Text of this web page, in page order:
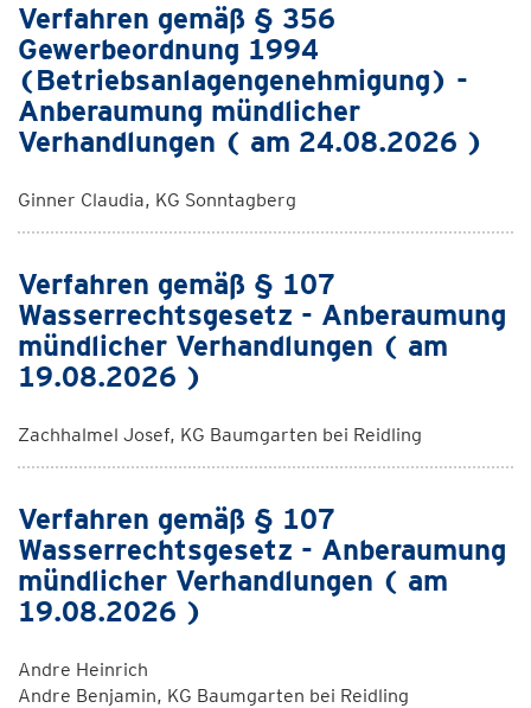
Verfahren gemäß § 356
Gewerbeordnung 1994
(Betriebsanlagengenehmigung) -
Anberaumung mündlicher
Verhandlungen ( am 24.08.2026 )
Ginner Claudia, KG Sonntagberg
Verfahren gemäß § 107
Wasserrechtsgesetz - Anberaumung
mündlicher Verhandlungen ( am
19.08.2026 )
Zachhalmel Josef, KG Baumgarten bei Reidling
Verfahren gemäß § 107
Wasserrechtsgesetz - Anberaumung
mündlicher Verhandlungen ( am
19.08.2026 )
Andre Heinrich
Andre Benjamin, KG Baumgarten bei Reidling